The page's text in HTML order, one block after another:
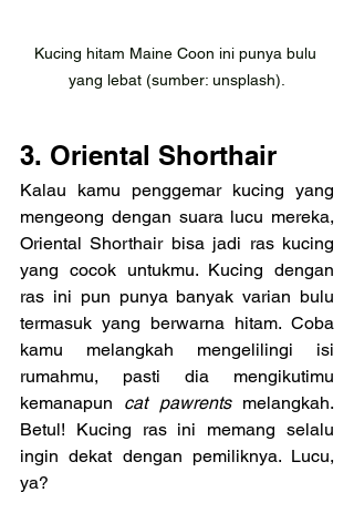
Kucing hitam Maine Coon ini punya bulu
yang lebat (sumber: unsplash).
3. Oriental Shorthair
Kalau kamu penggemar kucing yang
mengeong dengan suara lucu mereka,
Oriental Shorthair bisa jadi ras kucing
yang cocok untukmu. Kucing dengan
ras ini pun punya banyak varian bulu
termasuk yang berwarna hitam. Coba
kamu melangkah mengelilingi isi
rumahmu, pasti dia mengikutimu
kemanapun cat pawrents melangkah.
Betul! Kucing ras ini memang selalu
ingin dekat dengan pemiliknya. Lucu,
ya?